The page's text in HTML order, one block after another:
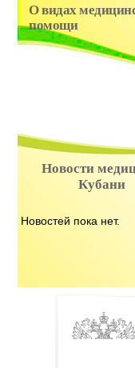
О видах
помощи
Новости
Кубани
Новостей пока нет.